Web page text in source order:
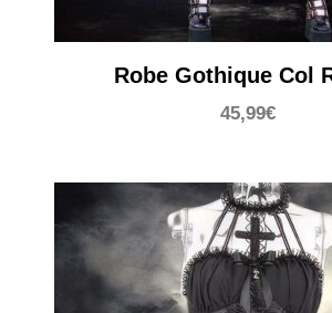
Robe Gothique Col
45,99€